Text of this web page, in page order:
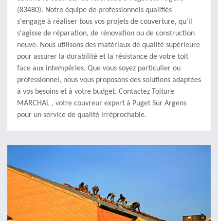
(83480). Notre équipe de professionnels qualifiés
s'engage à réaliser tous vos projets de couverture, qu'il
s'agisse de réparation, de rénovation ou de construction
neuve. Nous utilisons des matériaux de qualité supérieure
pour assurer la durabilité et la résistance de votre toit
face aux intempéries. Que vous soyez particulier ou
professionnel, nous vous proposons des solutions adaptées
à vos besoins et à votre budget. Contactez Toiture
MARCHAL , votre couvreur expert à Puget Sur Argens
pour un service de qualité irréprochable.